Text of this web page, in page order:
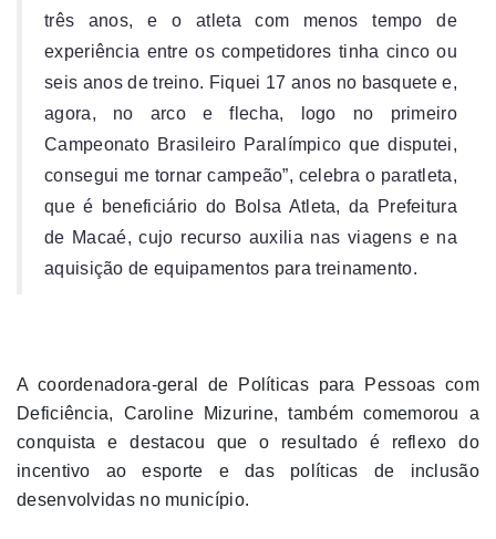
três anos, e o atleta com menos tempo de
experiência entre os competidores tinha cinco ou
seis anos de treino. Fiquei 17 anos no basquete e,
agora, no arco e flecha, logo no primeiro
Campeonato Brasileiro Paralímpico que disputei,
consegui me tornar campeão”, celebra o paratleta,
que é beneficiário do Bolsa Atleta, da Prefeitura
de Macaé, cujo recurso auxilia nas viagens e na
aquisição de equipamentos para treinamento.
A coordenadora-geral de Políticas para Pessoas com
Deficiência, Caroline Mizurine, também comemorou a
conquista e destacou que o resultado é reflexo do
incentivo ao esporte e das políticas de inclusão
desenvolvidas no município.